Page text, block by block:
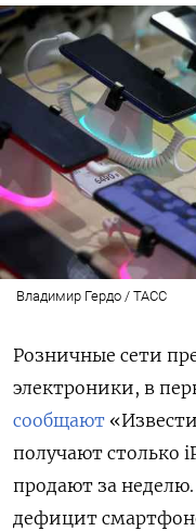
Владимир Гердо / ТАСС
Розничные сети
электроники, в
сообщают
получают столько
продают за
дефицит